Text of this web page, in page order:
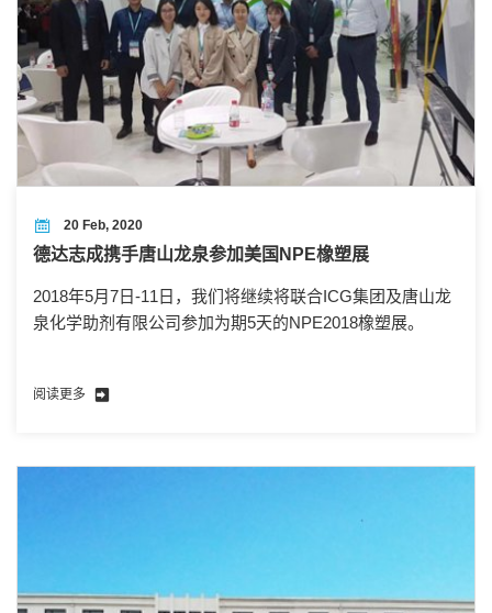
20 Feb, 2020
德达志成携手唐山龙泉参加美国NPE橡塑展
2018年5月7日-11日，我们将继续将联合ICG集团及唐山龙
泉化学助剂有限公司参加为期5天的NPE2018橡塑展。
阅读更多